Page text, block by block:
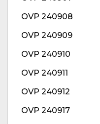
OVP 240908
OVP 240909
OVP 240910
OVP 240911
OVP 240912
OVP 240917